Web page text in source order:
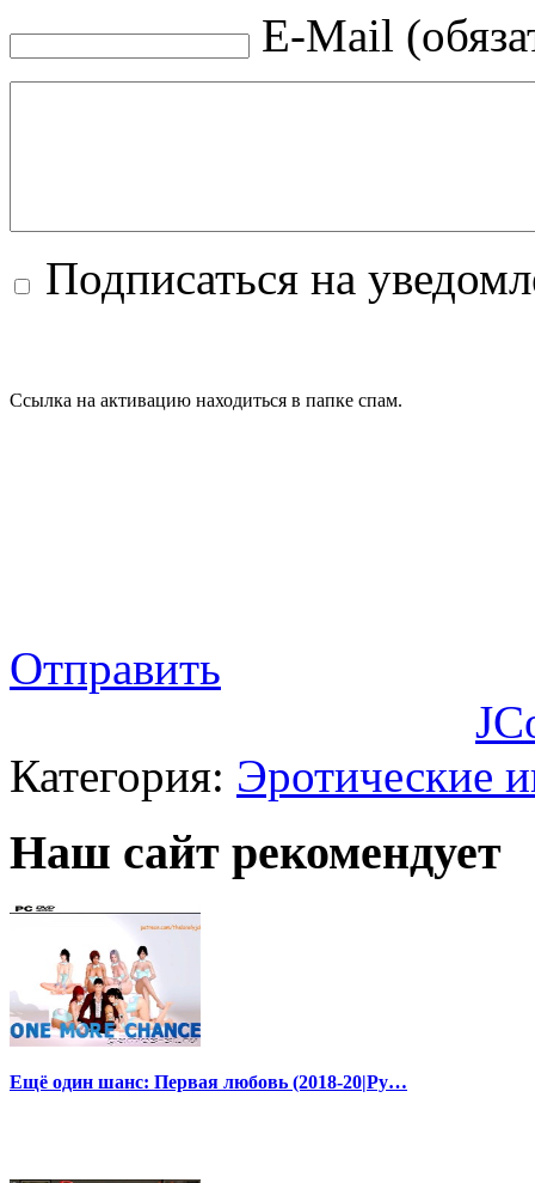
E-Mail
Подписаться на
Ссылка на активацию находиться в папке спам.
Отправить
Категория: Эротические
Наш сайт рекомендует
Ещё один шанс: Первая любовь (2018-20|Ру…